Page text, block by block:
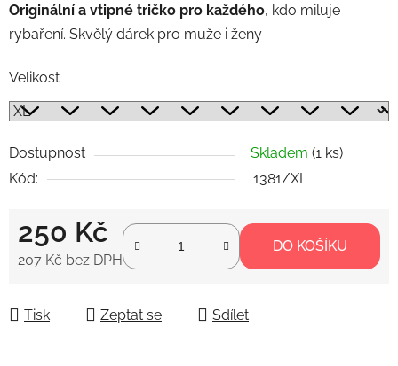
Originální a vtipné tričko pro každého, kdo miluje
rybaření. Skvělý dárek pro muže i ženy
Velikost
Dostupnost Skladem (1 ks)
Kód:
1381/XL
250 Kč
207 Kč bez DPH
DO KOŠÍKU
Tisk Zeptat se Sdílet